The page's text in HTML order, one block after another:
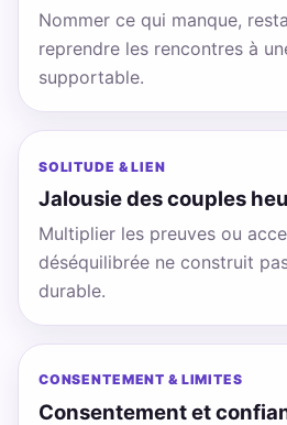
Nommer ce qui manque,
reprendre les rencontres à
supportable.
SOLITUDE & LIEN
Jalousie des couples
Multiplier les preuves ou
déséquilibrée ne construit
durable.
CONSENTEMENT & LIMITES
Consentement et